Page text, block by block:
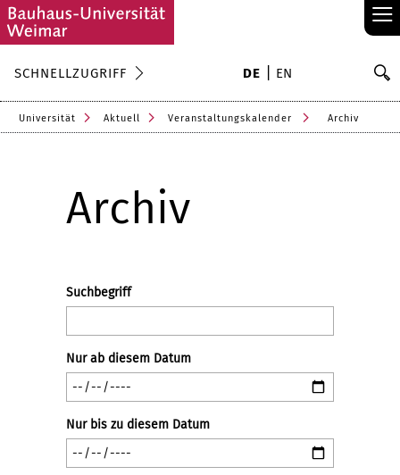
≡
SCHNELLZUGRIFF DE EN
Universität Aktuell Veranstaltungskalender Archiv
Archiv
Suchbegriff
Nur ab diesem Datum
Nur bis zu diesem Datum